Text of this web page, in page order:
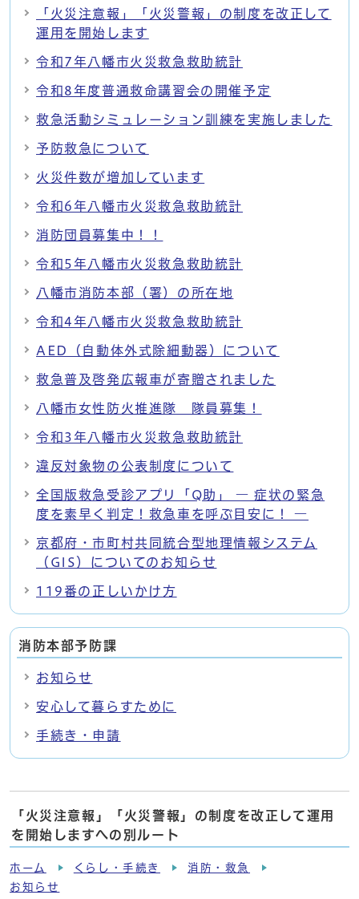
「火災注意報」「火災警報」の制度を改正して
運用を開始します
令和7年八幡市火災救急救助統計
令和8年度普通救命講習会の開催予定
救急活動シミュレーション訓練を実施しました
予防救急について
火災件数が増加しています
令和6年八幡市火災救急救助統計
消防団員募集中！！
令和5年八幡市火災救急救助統計
八幡市消防本部（署）の所在地
令和4年八幡市火災救急救助統計
AED（自動体外式除細動器）について
救急普及啓発広報車が寄贈されました
八幡市女性防火推進隊 隊員募集！
令和3年八幡市火災救急救助統計
違反対象物の公表制度について
全国版救急受診アプリ「Q助」 ― 症状の緊急
度を素早く判定！救急車を呼ぶ目安に！ ―
京都府・市町村共同統合型地理情報システム
（GIS）についてのお知らせ
119番の正しいかけ方
消防本部予防課
お知らせ
安心して暮らすために
手続き・申請
「火災注意報」「火災警報」の制度を改正して運用
を開始しますへの別ルート
ホーム くらし・手続き
消防・救急
お知らせ